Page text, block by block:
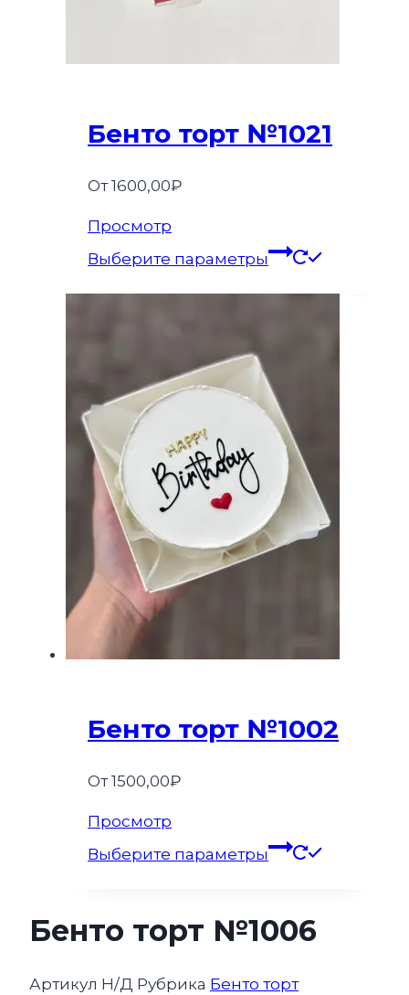
Бенто торт №1021
От1600,00₽
Просмотр
Выберите параметры
Этот
товар
несколько
выбрать
на
странице
товара.
Бенто торт №1002
От1500,00₽
Просмотр
Выберите параметры
Этот
товар
Опции
Бенто торт №1006
Артикул Н/Д Рубрика Бенто торт